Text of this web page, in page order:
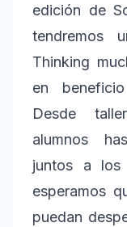
edición de
tendremos
Thinking
en
Desde
alumnos
juntos a los
esperamos
puedan